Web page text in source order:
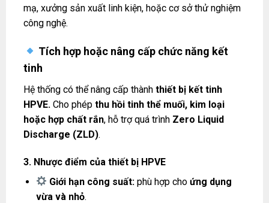
mạ, xưởng sản xuất linh kiện, hoặc cơ sở thử nghiệm
công nghệ.
Tích hợp hoặc nâng cấp chức năng kết
tinh
Hệ thống có thể nâng cấp thànhthiết bị kết tinh
HPVE.Cho phépthu hồi tinh thể muối, kim loại
hoặc hợp chất rắn, hỗ trợ quá trình Zero Liquid
Discharge (ZLD).
3. Nhược điểm của thiết bị HPVE
Giới hạn công suất: phù hợp choứng dụng
vừa và nhỏ.